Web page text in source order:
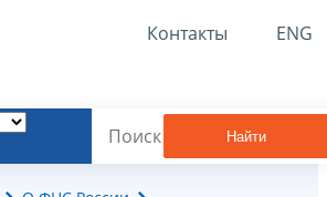
Контакты ENG
Найти